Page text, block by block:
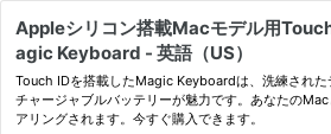
Appleシリコン搭載Macモデル用
agic Keyboard - 英語（US）
Touch IDを搭載したMagic Keyboardは、洗練された
チャージャブルバッテリーが魅力です。あなたの
アリングされます。今すぐ購入できます。